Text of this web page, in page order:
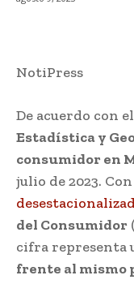
NotiPress
De acuerdo con el
Estadística y
consumidor en
julio de 2023.
del Consumidor
cifra representa
frente al mismo